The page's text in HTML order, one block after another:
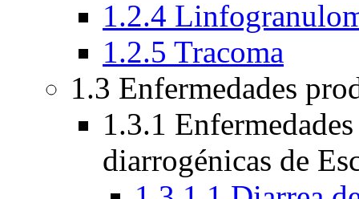
1.2.4
1.2.5 Tracoma
1.3 Enfermedades
1.3.1
diarrogénicas de